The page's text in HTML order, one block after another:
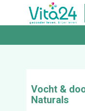
Vocht &
Naturals